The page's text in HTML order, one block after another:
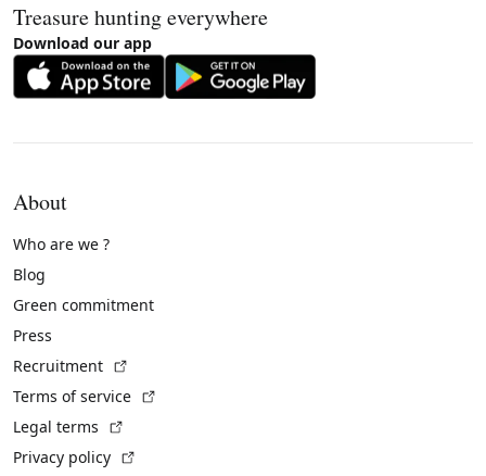
Treasure hunting everywhere
Download our app
About
Who are we ?
Blog
Green commitment
Press
Recruitment
Terms of service
Legal terms
Privacy policy